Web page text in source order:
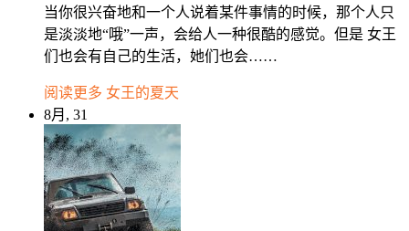
当你很兴奋地和一个人说着某件事情的时候，那个人只
是淡淡地“哦”一声，会给人一种很酷的感觉。但是 女王
们也会有自己的生活，她们也会……
阅读更多 女王的夏天
8月, 31